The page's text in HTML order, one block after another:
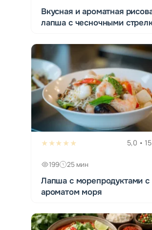
Вкусная и ароматная
лапша с чесночными
★★★★★ 5,0 •
199 25 мин
Лапша с морепродуктами с
ароматом моря